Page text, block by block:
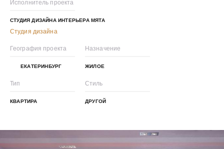
Исполнитель проекта
СТУДИЯ ДИЗАЙНА ИНТЕРЬЕРА МЯТА
Студия дизайна
География проекта
ЕКАТЕРИНБУРГ
Назначение
ЖИЛОЕ
Тип
КВАРТИРА
Стиль
ДРУГОЙ